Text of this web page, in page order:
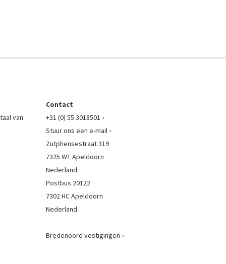
van
Contact
+31 (0) 55 3018501
Stuur ons een e-mail
Zutphensestraat 319
7325 WT Apeldoorn
Nederland
Postbus 20122
7302 HC Apeldoorn
Nederland
Bredenoord vestigingen